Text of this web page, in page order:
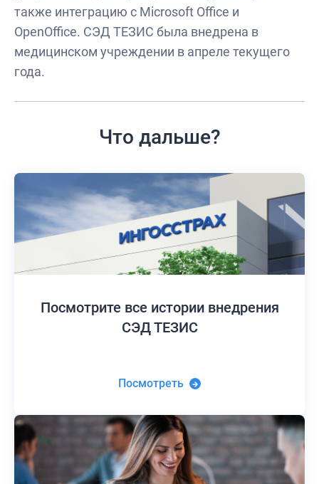
также интеграцию с Microsoft Office и
OpenOffice. СЭД ТЕЗИС была внедрена в
медицинском учреждении в апреле текущего
года.
Что дальше?
Посмотрите все историивнедрения
СЭД ТЕЗИС
Посмотреть